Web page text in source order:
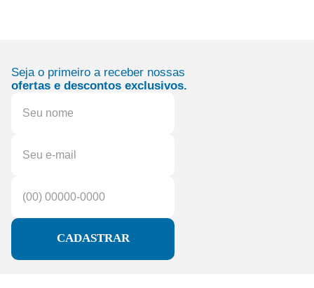
Seja o primeiro a receber nossas
ofertas e descontos exclusivos.
CADASTRAR